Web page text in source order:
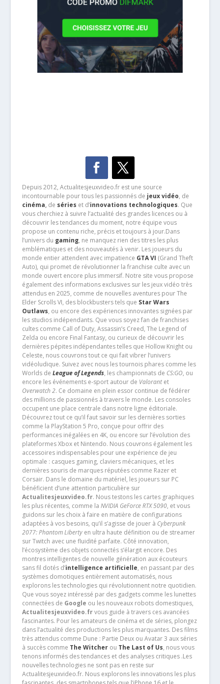
Depuis 2012, Actualitesjeuxvideo.fr est une source
incontournable pour tous les passionnés de jeux vidéo, de
cinéma,de séries et d’innovations technologiques. Que
vous cherchiez à suivre l’actualité des grandes licences ou à
découvrir les tendances du moment, notre équipe vous
propose un contenu riche, précis et toujours à jour.Dans
l’univers du gaming, ne manquez rien des titres les plus
emblématiques et des nouveautés à venir. Les joueurs du
monde entier attendent avec impatience GTA VI (Grand Theft
Auto), qui promet de révolutionner la franchise culte avec un
monde ouvert encore plus immersif. Notre site vous propose
également des informations exclusives sur les jeux vidéo très
attendus en 2025, comme de nouvelles aventures pour The
Elder Scrolls VI, des blockbusters tels que Star Wars
Outlaws, ou encore des expériences innovantes signées par
les studios indépendants. Que vous soyez fan de franchises
cultes comme Call of Duty, Assassin’s Creed, The Legend of
Zelda ou encore Final Fantasy, ou curieux de découvrir les
dernières pépites indépendantes telles que Hollow Knight ou
Celeste, nous couvrons tout ce qui fait vibrer l’univers
vidéoludique. Suivez avec nous les tournois phares comme les
Worlds de League of Legends, les championnats de CS:GO, ou
encore les événements e-sport autour de Valorantet
Overwatch 2. Ce domaine en plein essor continue de fédérer
des millions de passionnés à travers le monde. Les consoles
occupent une place centrale dans notre ligne éditoriale.
Découvrez tout ce qu’il faut savoir sur les dernières sorties
comme la PlayStation 5 Pro, conçue pour offrir des
performances inégalées en 4K, ou encore sur l’évolution des
plateformes Xbox et Nintendo. Nous couvrons également les
accessoires indispensables pour une expérience de jeu
optimale : casques gaming, claviers mécaniques, et les
dernières souris de marques réputées comme Razer et
Corsair. Dans le domaine du matériel, les joueurs sur PC
bénéficient d’une attention particulière sur
Actualitesjeuxvideo.fr. Nous testons les cartes graphiques
les plus récentes, comme la NVIDIA GeForce RTX 5090, et vous
guidons sur les choix à faire en matière de configurations
adaptées à vos besoins, qu’il s’agisse de jouer à Cyberpunk
2077: Phantom Libertyen ultra haute définition ou de streamer
sur Twitch avec une fluidité parfaite. Côté innovation,
l’écosystème des objets connectés s’élargit encore. Des
montres intelligentes de nouvelle génération aux écouteurs
sans fil dotés d’intelligence artificielle, en passant par des
systèmes domotiques entièrement automatisés, nous
explorons les technologies qui révolutionnent notre quotidien.
Que vous soyez intéressé par des gadgets comme les lunettes
connectées de Google ou les nouveaux robots domestiques,
Actualitesjeuxvideo.frvous guide à travers ces avancées
fascinantes. Pour les amateurs de cinéma et de séries, plongez
dans l’actualité des productions les plus marquantes. Des films
très attendus comme Dune : Partie Deux ou Avatar 3 aux séries
à succès comme The Witcherou The Last of Us, nous vous
tenons informés des tendances et des analyses critiques .Les
nouvelles technologies ne sont pas en reste sur
Actualitesjeuxvideo.fr. Nous explorons les innovations les plus